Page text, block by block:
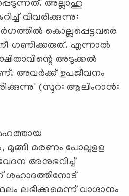
അല്ലാഹു
വിവരിക്കുന്നു:
കൊല്ലപ്പെട്ടവരെ
നീ ഗണിക്കരുത്. എന്നാൽ
അടുക്കൽ
അവർക്ക് ഉപജീവനം
(സൂറ: ആലിംറാൻ:
മുങ്ങി മരണം പോലുളള
അനുഭവിച്ച്
ശഹാദത്തിനോട്
ലഭിക്കുമെന്ന് വാഗ്ദാനം